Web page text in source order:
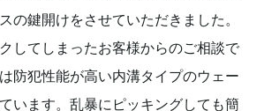
の鍵開けをさせていただきました。
してしまったお客様からのご相談で
防犯性能が高い内溝タイプのウェー
います。乱暴にピッキングしても簡